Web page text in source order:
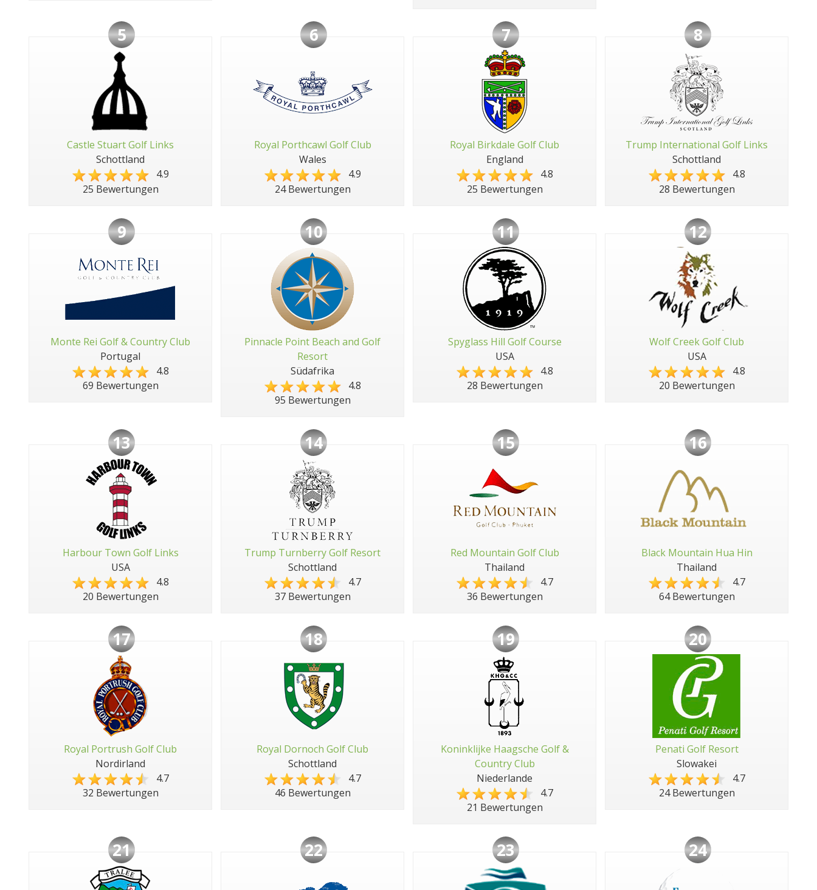
5
Castle Stuart Golf Links
Schottland
4.9
25 Bewertungen
6
Royal Porthcawl Golf Club
Wales
4.9
24 Bewertungen
7
Royal Birkdale Golf Club
England
4.8
25 Bewertungen
8
Trump International Golf Links
Schottland
4.8
28 Bewertungen
9
Monte Rei Golf & Country Club
Portugal
4.8
69 Bewertungen
10
Pinnacle Point Beach and Golf
Resort
Südafrika
4.8
95 Bewertungen
11
Spyglass Hill Golf Course
USA
4.8
28 Bewertungen
12
Wolf Creek Golf Club
USA
4.8
20 Bewertungen
13
Harbour Town Golf Links
USA
4.8
20 Bewertungen
14
Trump Turnberry Golf Resort
Schottland
4.7
37 Bewertungen
15
Red Mountain Golf Club
Thailand
4.7
36 Bewertungen
16
Black Mountain Hua Hin
Thailand
4.7
64 Bewertungen
17
Royal Portrush Golf Club
Nordirland
4.7
32 Bewertungen
18
Royal Dornoch Golf Club
Schottland
4.7
46 Bewertungen
19
Koninklijke Haagsche Golf &
Country Club
Niederlande
4.7
21 Bewertungen
20
Penati Golf Resort
Slowakei
4.7
24 Bewertungen
21 22 23 24